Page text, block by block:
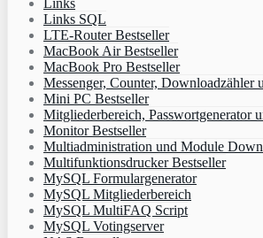
Links
Links SQL
LTE-Router Bestseller
MacBook Air Bestseller
MacBook Pro Bestseller
Messenger, Counter, Downloadzähler
Mini PC Bestseller
Mitgliederbereich, Passwortgenerator
Monitor Bestseller
Multiadministration und Module
Multifunktionsdrucker Bestseller
MySQL Formulargenerator
MySQL Mitgliederbereich
MySQL MultiFAQ Script
MySQL Votingserver